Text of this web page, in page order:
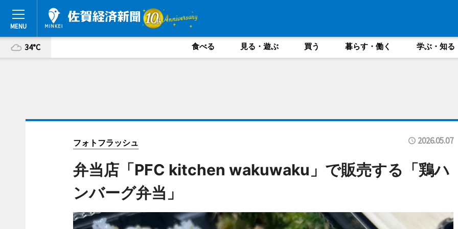
34°C 食べる 見る・遊ぶ 買う 暮らす・働く 学ぶ・知る
フォトフラッシュ 2026.05.07
弁当店「PFC kitchen wakuwaku」で販売する「鶏ハ
ンバーグ弁当」